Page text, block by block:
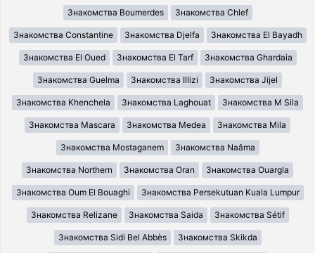
Знакомства Boumerdes Знакомства Chlef
Знакомства Constantine Знакомства Djelfa Знакомства El Bayadh
Знакомства El Oued Знакомства El Tarf Знакомства Ghardaia
Знакомства Guelma Знакомства Illizi Знакомства Jijel
Знакомства Khenchela Знакомства Laghouat Знакомства M Sila
Знакомства Mascara Знакомства Medea Знакомства Mila
Знакомства Mostaganem Знакомства Naâma
Знакомства Northern Знакомства Oran Знакомства Ouargla
Знакомства Oum El Bouaghi Знакомства Persekutuan Kuala Lumpur
Знакомства Relizane Знакомства Saida Знакомства Sétif
Знакомства Sidi Bel Abbès Знакомства Skikda